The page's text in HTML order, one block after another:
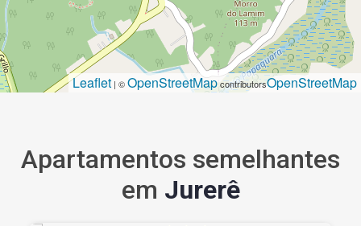
Leaflet | ©OpenStreetMapcontributorsOpenStreetMap
Apartamentos semelhantes
em Jurerê